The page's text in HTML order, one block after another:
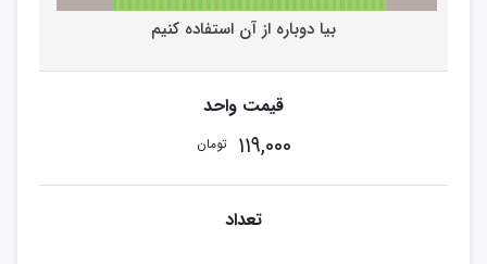
بیا دوباره از آن استفاده کنیم
۱۱۹,۰۰۰ تومان